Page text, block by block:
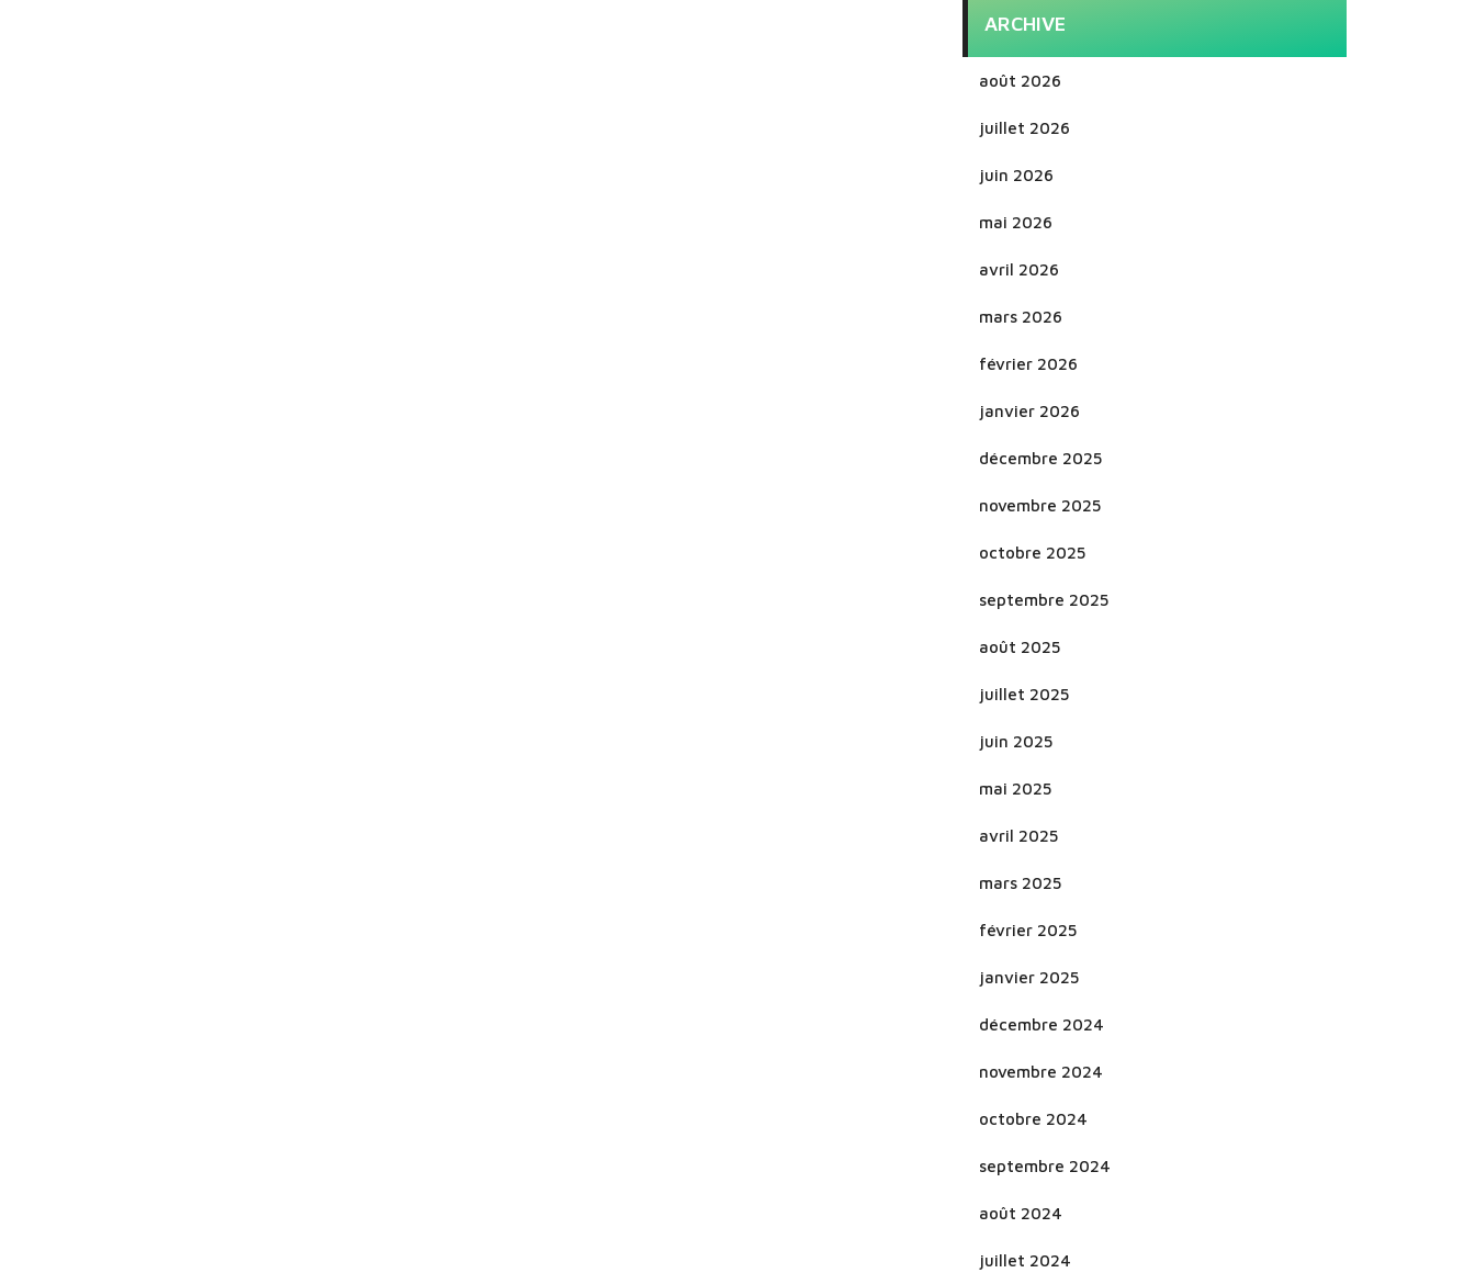
ARCHIVE
août 2026
juillet 2026
juin 2026
mai 2026
avril 2026
mars 2026
février 2026
janvier 2026
décembre 2025
novembre 2025
octobre 2025
septembre 2025
août 2025
juillet 2025
juin 2025
mai 2025
avril 2025
mars 2025
février 2025
janvier 2025
décembre 2024
novembre 2024
octobre 2024
septembre 2024
août 2024
juillet 2024